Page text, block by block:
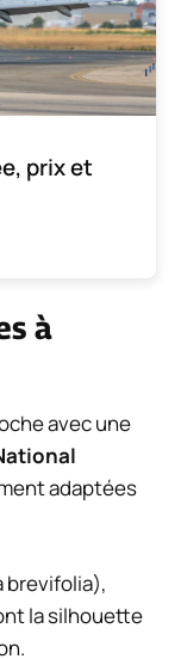
prix et
à
avec une
adaptées
brevifolia),
la silhouette